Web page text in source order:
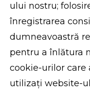
ului nostru;
înregistrarea
dumneavoastră
pentru a înlătura
cookie-urilor care
utilizați website-